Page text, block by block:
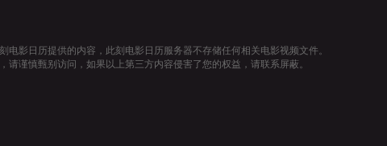
影日历提供的内容，此刻电影日历服务器不存储任何相关电影视频文件。
谨慎甄别访问，如果以上第三方内容侵害了您的权益，请联系屏蔽。